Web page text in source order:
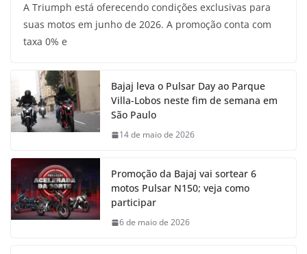
A Triumph está oferecendo condições exclusivas para
suas motos em junho de 2026. A promoção conta com
taxa 0% e
Bajaj leva o Pulsar Day ao Parque
Villa-Lobos neste fim de semana em
São Paulo
14 de maio de 2026
Promoção da Bajaj vai sortear 6
motos Pulsar N150; veja como
participar
6 de maio de 2026